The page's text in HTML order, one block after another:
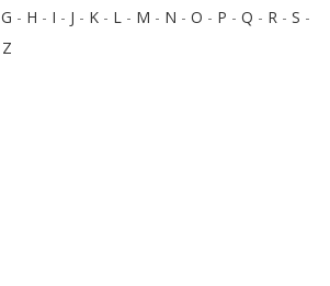
G - H - I - J - K - L - M - N - O - P - Q - R - S -
Z